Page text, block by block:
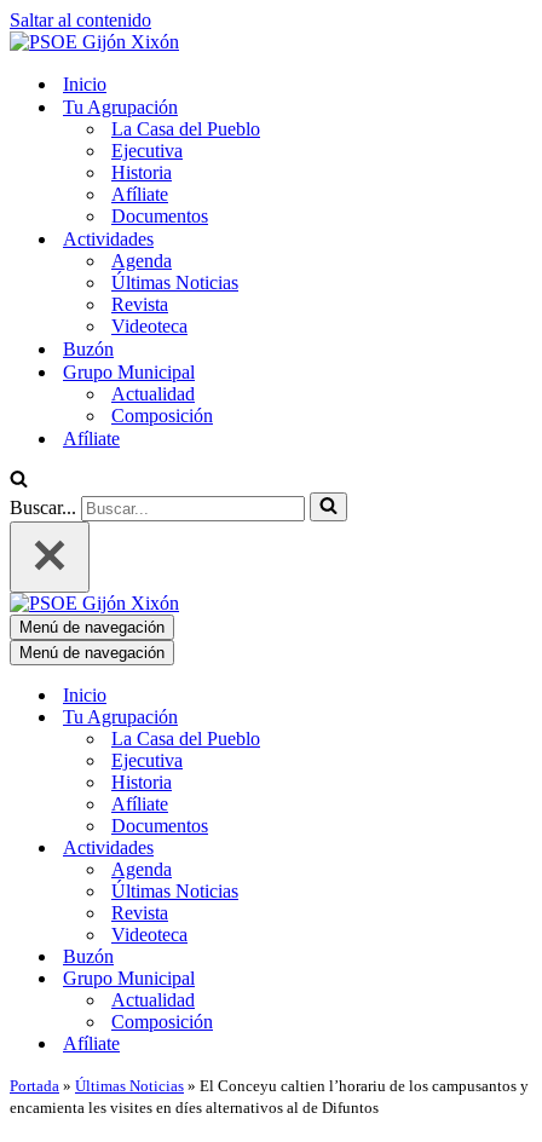
Saltar al contenido
Inicio
Tu Agrupación
La Casa del Pueblo
Ejecutiva
Historia
Afíliate
Documentos
Actividades
Agenda
Últimas Noticias
Revista
Videoteca
Buzón
Grupo Municipal
Actualidad
Composición
Afíliate
Buscar...
Menú de navegación
Menú de navegación
Inicio
Tu Agrupación
La Casa del Pueblo
Ejecutiva
Historia
Afíliate
Documentos
Actividades
Agenda
Últimas Noticias
Revista
Videoteca
Buzón
Grupo Municipal
Actualidad
Composición
Afíliate
Portada » Últimas Noticias » El Conceyu caltien l’horariu de los campusantos y
encamienta les visites en díes alternativos al de Difuntos